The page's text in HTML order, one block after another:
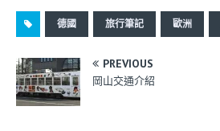
德國 旅行筆記 歐洲
PREVIOUS
岡山交通介紹